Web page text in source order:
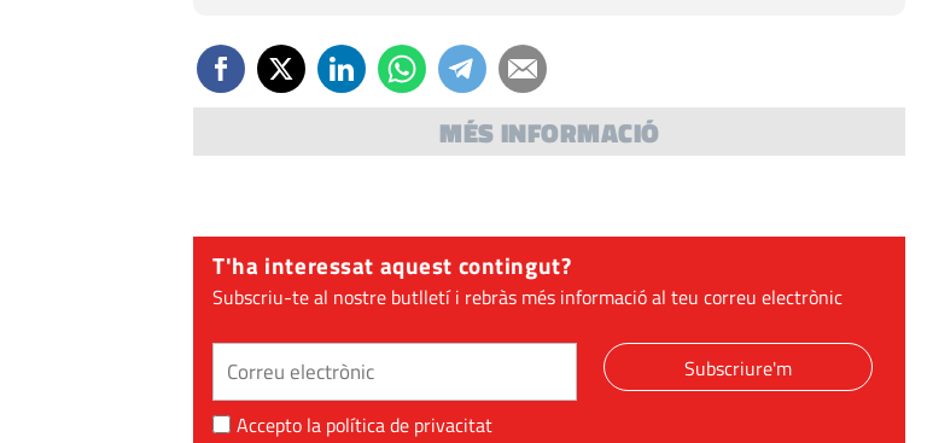
MÉS INFORMACIÓ
del dictador
ciutadana. Menys
paraules i més fets
A Sant Cugat no tots
som iguals
"La Guinardera", riera
o claveguera?
T'ha interessat aquest contingut?
Subscriu-te al nostre butlletí i rebràs més informació al teu correu electrònic
Subscriure'm
Accepto la política de privacitat